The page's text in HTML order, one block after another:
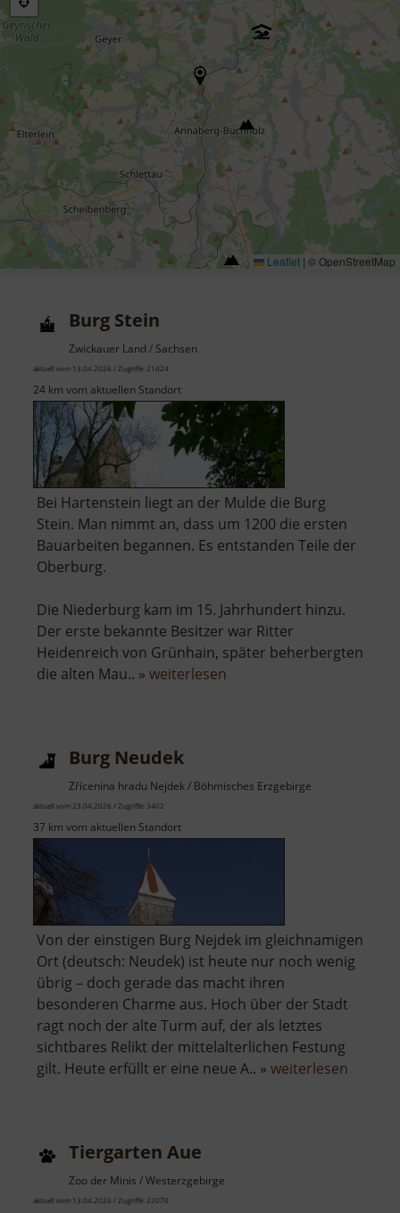
Leaflet | © OpenStreetMap
Burg Stein
Zwickauer Land / Sachsen
aktuell vom 13.04.2026 / Zugriffe: 21424
24 km vom aktuellen Standort
Bei Hartenstein liegt an der Mulde die Burg
Stein. Man nimmt an, dass um 1200 die ersten
Bauarbeiten begannen. Es entstanden Teile der
Oberburg.
Die Niederburg kam im 15. Jahrhundert hinzu.
Der erste bekannte Besitzer war Ritter
Heidenreich von Grünhain, später beherbergten
die alten Mau.. » weiterlesen
Burg Neudek
Zřícenina hradu Nejdek / Böhmisches Erzgebirge
aktuell vom 23.04.2026 / Zugriffe: 3402
37 km vom aktuellen Standort
Von der einstigen Burg Nejdek im gleichnamigen
Ort (deutsch: Neudek) ist heute nur noch wenig
übrig – doch gerade das macht ihren
besonderen Charme aus. Hoch über der Stadt
ragt noch der alte Turm auf, der als letztes
sichtbares Relikt der mittelalterlichen Festung
gilt. Heute erfüllt er eine neue A.. » weiterlesen
Tiergarten Aue
Zoo der Minis / Westerzgebirge
aktuell vom 13.04.2026 / Zugriffe: 22070